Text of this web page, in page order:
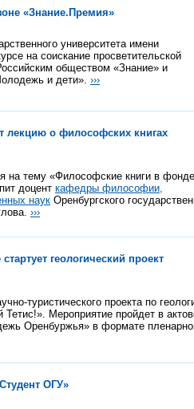
«Знание.Премия»
университета имени
на соискание просветительской
обществом «Знание» и
и дети». ›››
лекцию о философских книгах
на тему «Философские книги в фонде
доцент кафедры философии,
наук Оренбургского
›››
геологический проект
туристического проекта по
Мероприятие пройдет в
Оренбуржья» в формате
ОГУ»